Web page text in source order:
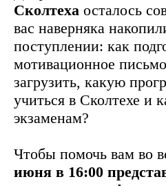
Сколтеха осталось
вас наверняка
поступлении: как
мотивационное
загрузить, какую
учиться в Сколтехе и
экзаменам?
Чтобы помочь вам во
июня в 16:00